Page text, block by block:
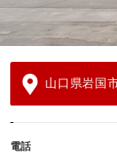
山口県岩国
電話